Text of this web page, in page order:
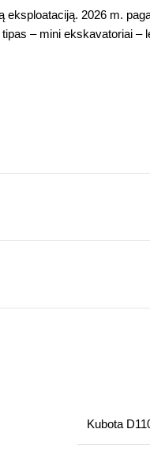
2026 m.
– mini ekskavatoriai –
Kubota